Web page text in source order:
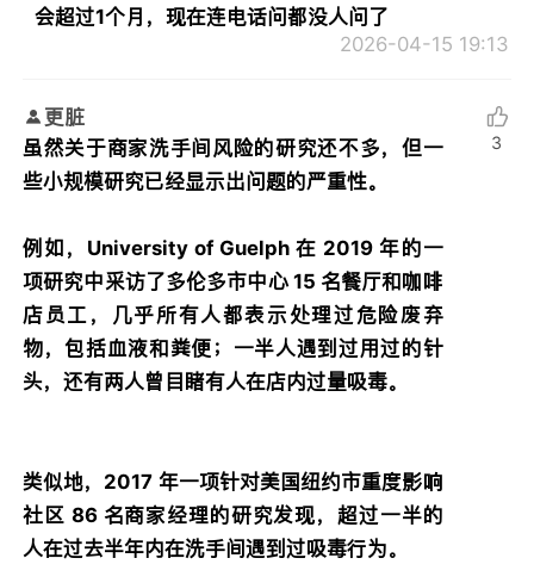
会超过1个月，现在连电话问都没人问了
2026-04-15 19:13
更脏
虽然关于商家洗手间风险的研究还不多，但一
些小规模研究已经显示出问题的严重性。
例如，University of Guelph 在 2019 年的一
项研究中采访了多伦多市中心 15 名餐厅和咖啡
店员工，几乎所有人都表示处理过危险废弃
物，包括血液和粪便；一半人遇到过用过的针
头，还有两人曾目睹有人在店内过量吸毒。
类似地，2017 年一项针对美国纽约市重度影响
社区 86 名商家经理的研究发现，超过一半的
人在过去半年内在洗手间遇到过吸毒行为。
3